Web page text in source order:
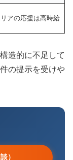
アの応援は高時給
造的に不足して
の提示を受けや
）